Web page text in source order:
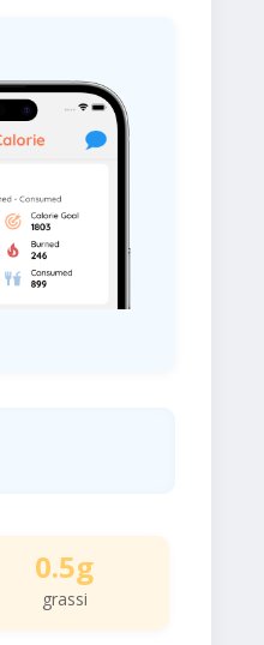
0.5g
grassi